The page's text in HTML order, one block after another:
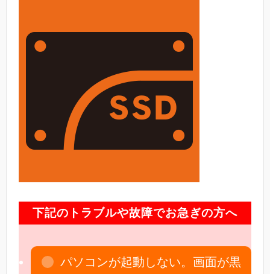
下記のトラブルや故障でお急ぎの方へ
パソコンが起動しない。画面が黒